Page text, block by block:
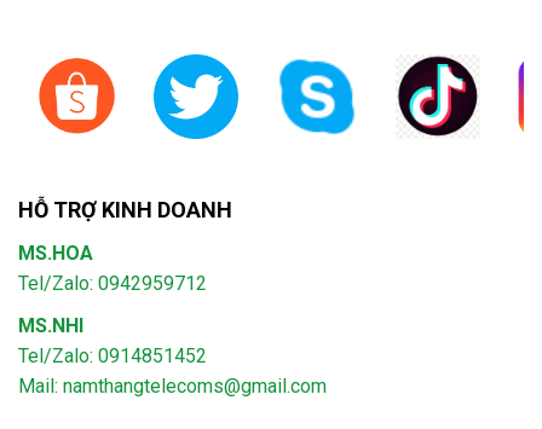
HỖ TRỢ KINH DOANH
MS.HOA
Tel/Zalo: 0942959712
MS.NHI
Tel/Zalo: 0914851452
Mail: namthangtelecoms@gmail.com